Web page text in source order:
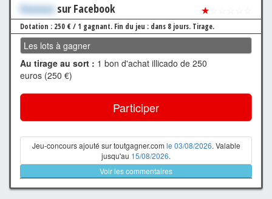
Xxxxxxx sur Facebook ★
Dotation : 250 € / 1 gagnant. Fin du jeu : dans 8 jours. Tirage.
Les lots à gagner
Au tirage au sort : 1 bon d'achat illicado de 250
euros (250 €)
Participer
Jeu-concours ajouté sur toutgagner.com le 03/08/2026. Valable
jusqu'au 15/08/2026.
Voir les commentaires